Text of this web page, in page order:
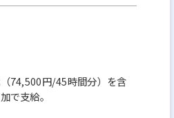
74,500円/45時間分）を含
で支給。